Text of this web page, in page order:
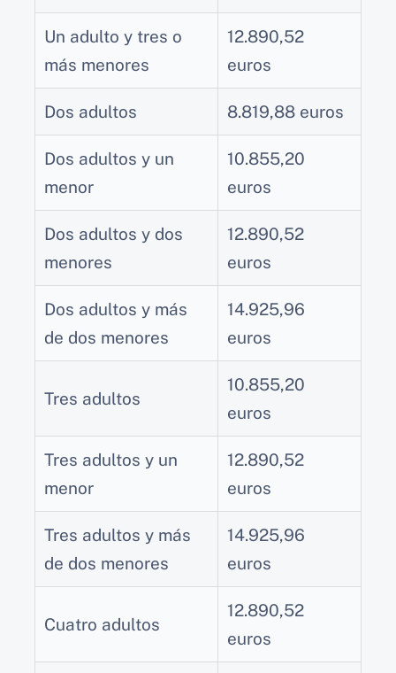
Un adulto y tres o
más menores
12.890,52
euros
Dos adultos 8.819,88 euros
Dos adultos y un
menor
10.855,20
euros
Dos adultos y dos
menores
12.890,52
euros
Dos adultos y más
de dos menores
14.925,96
euros
Tres adultos
10.855,20
euros
Tres adultos y un
menor
12.890,52
euros
Tres adultos y más
de dos menores
14.925,96
euros
Cuatro adultos
12.890,52
euros